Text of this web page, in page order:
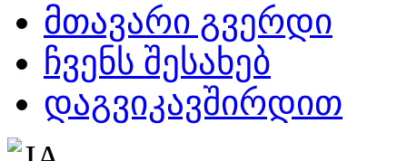
მთავარი გვერდი
ჩვენს შესახებ
დაგვიკავშირდით